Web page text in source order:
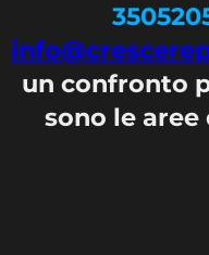
un confronto
sono le